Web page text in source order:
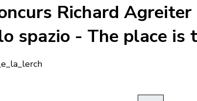
Richard
spazio - The place is